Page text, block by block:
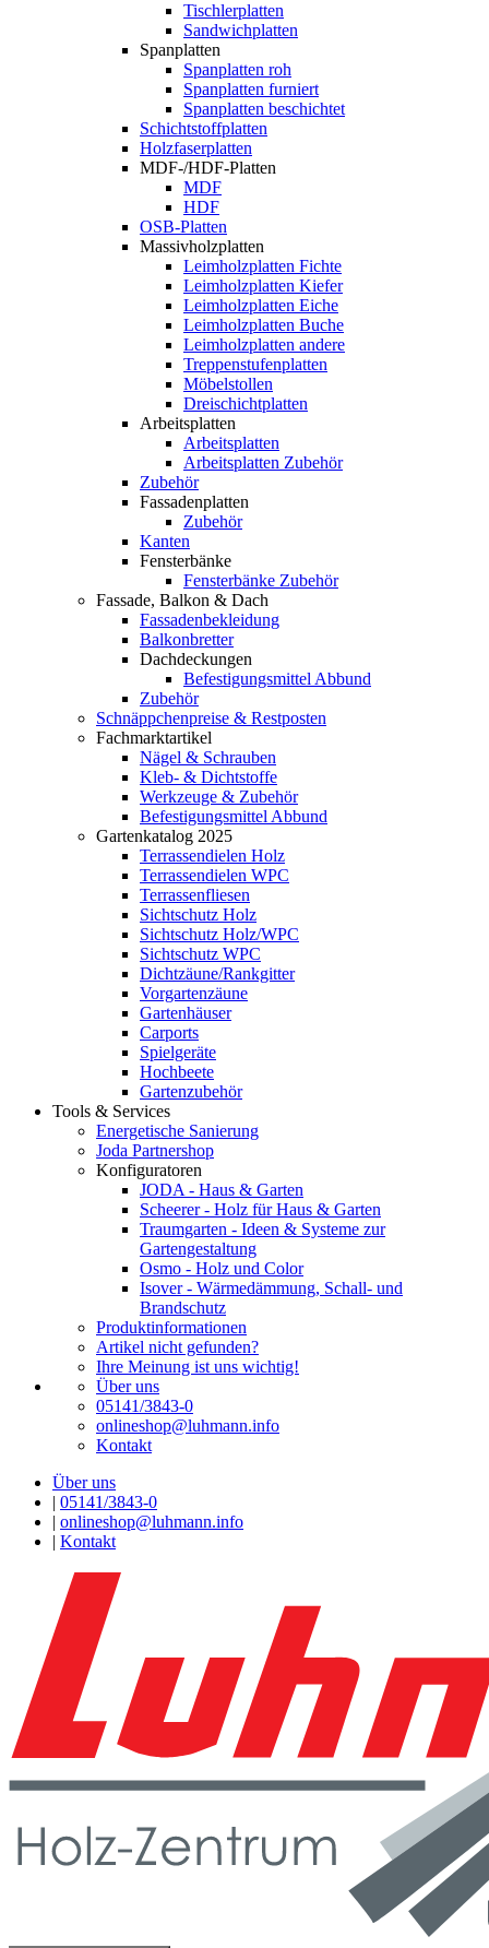
Tischlerplatten
Sandwichplatten
Spanplatten
Spanplatten roh
Spanplatten furniert
Spanplatten beschichtet
Schichtstoffplatten
Holzfaserplatten
MDF-/HDF-Platten
MDF
HDF
OSB-Platten
Massivholzplatten
Leimholzplatten Fichte
Leimholzplatten Kiefer
Leimholzplatten Eiche
Leimholzplatten Buche
Leimholzplatten andere
Treppenstufenplatten
Möbelstollen
Dreischichtplatten
Arbeitsplatten
Arbeitsplatten
Arbeitsplatten Zubehör
Zubehör
Fassadenplatten
Zubehör
Kanten
Fensterbänke
Fensterbänke Zubehör
Fassade, Balkon & Dach
Fassadenbekleidung
Balkonbretter
Dachdeckungen
Befestigungsmittel Abbund
Zubehör
Schnäppchenpreise & Restposten
Fachmarktartikel
Nägel & Schrauben
Kleb- & Dichtstoffe
Werkzeuge & Zubehör
Befestigungsmittel Abbund
Gartenkatalog 2025
Terrassendielen Holz
Terrassendielen WPC
Terrassenfliesen
Sichtschutz Holz
Sichtschutz Holz/WPC
Sichtschutz WPC
Dichtzäune/Rankgitter
Vorgartenzäune
Gartenhäuser
Carports
Spielgeräte
Hochbeete
Gartenzubehör
Tools & Services
Energetische Sanierung
Joda Partnershop
Konfiguratoren
JODA - Haus & Garten
Scheerer - Holz für Haus & Garten
Traumgarten - Ideen & Systeme zur
Gartengestaltung
Osmo - Holz und Color
Isover - Wärmedämmung, Schall- und
Brandschutz
Produktinformationen
Artikel nicht gefunden?
Ihre Meinung ist uns wichtig!
Über uns
05141/3843-0
onlineshop@luhmann.info
Kontakt
Über uns
| 05141/3843-0
| onlineshop@luhmann.info
| Kontakt